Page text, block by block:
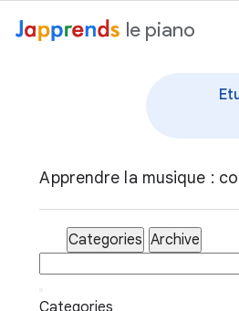
contenu le piano
Apprendre la musique :
Categories Archive
Categories